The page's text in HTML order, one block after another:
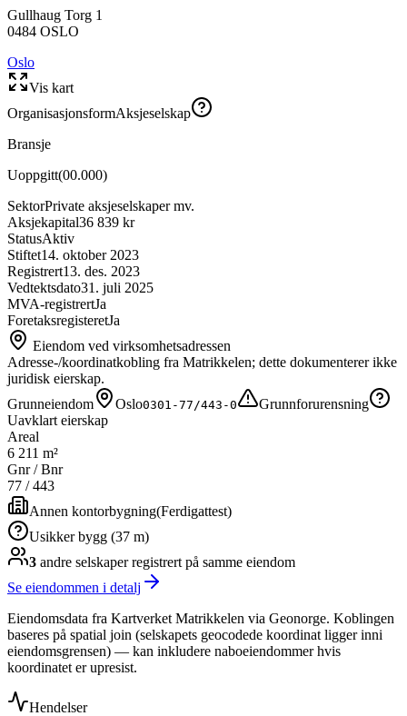
Gullhaug Torg 1
0484 OSLO
Oslo
Vis kart
OrganisasjonsformAksjeselskap
Bransje
Uoppgitt(00.000)
SektorPrivate aksjeselskaper mv.
Aksjekapital36 839 kr
StatusAktiv
Stiftet14. oktober 2023
Registrert13. des. 2023
Vedtektsdato31. juli 2025
MVA-registrertJa
ForetaksregisteretJa
Eiendom ved virksomhetsadressen
Adresse-/koordinatkobling fra Matrikkelen; dette dokumenterer ikke
juridisk eierskap.
Grunneiendom
Oslo0301-77/443-0
Grunnforurensning
Uavklart eierskap
Areal
6 211 m²
Gnr / Bnr
77 /443
Annen kontorbygning(Ferdigattest)
Usikker bygg (37 m)
3 andre selskaperregistrert på samme eiendom
Se eiendommen i detalj
Eiendomsdata fra Kartverket Matrikkelen via Geonorge. Koblingen
baseres på spatial join (selskapets geocodede koordinat ligger inni
eiendomsgrensen) — kan inkludere naboeiendommer hvis
koordinatet er upresist.
Hendelser